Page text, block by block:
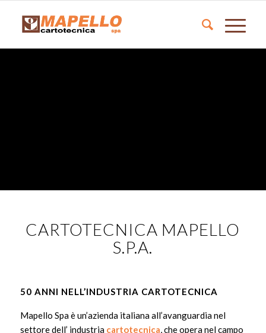
CARTOTECNICA MAPELLO
S.P.A.
50 ANNI NELL’INDUSTRIA CARTOTECNICA
Mapello Spa è un’azienda italiana all’avanguardia nel
settore dell’ industria cartotecnica, che opera nel campo